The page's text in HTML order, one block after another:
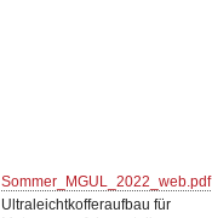
Sommer_MGUL_2022_web.pdf
Ultraleichtkofferaufbau für